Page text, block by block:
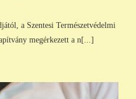
a Szentesi Természetvédelmi
megérkezett a n[...]